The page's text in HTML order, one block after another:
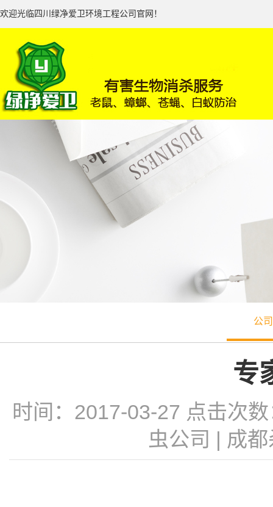
欢迎光临四川绿净爱卫环境工程公司官网！
公
专
时间：2017-03-27 点击次
虫公司 | 成